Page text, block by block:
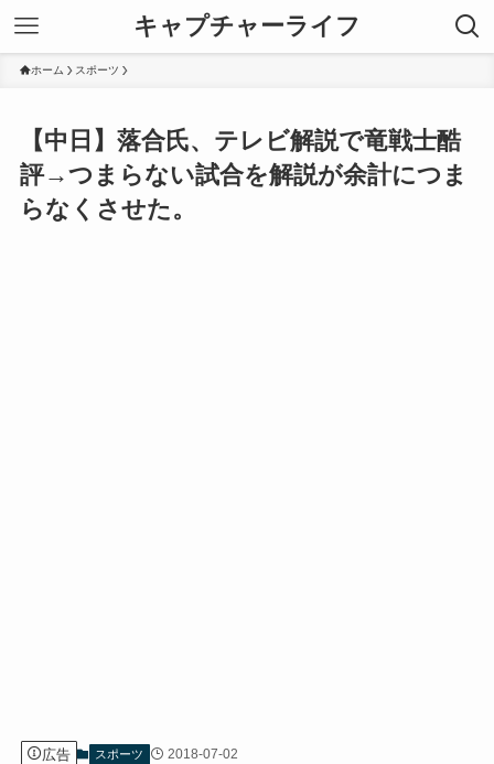
キャプチャーライフ
ホーム スポーツ
【中日】落合氏、テレビ解説で竜戦士酷
評→つまらない試合を解説が余計につま
らなくさせた。
広告 スポーツ 2018-07-02